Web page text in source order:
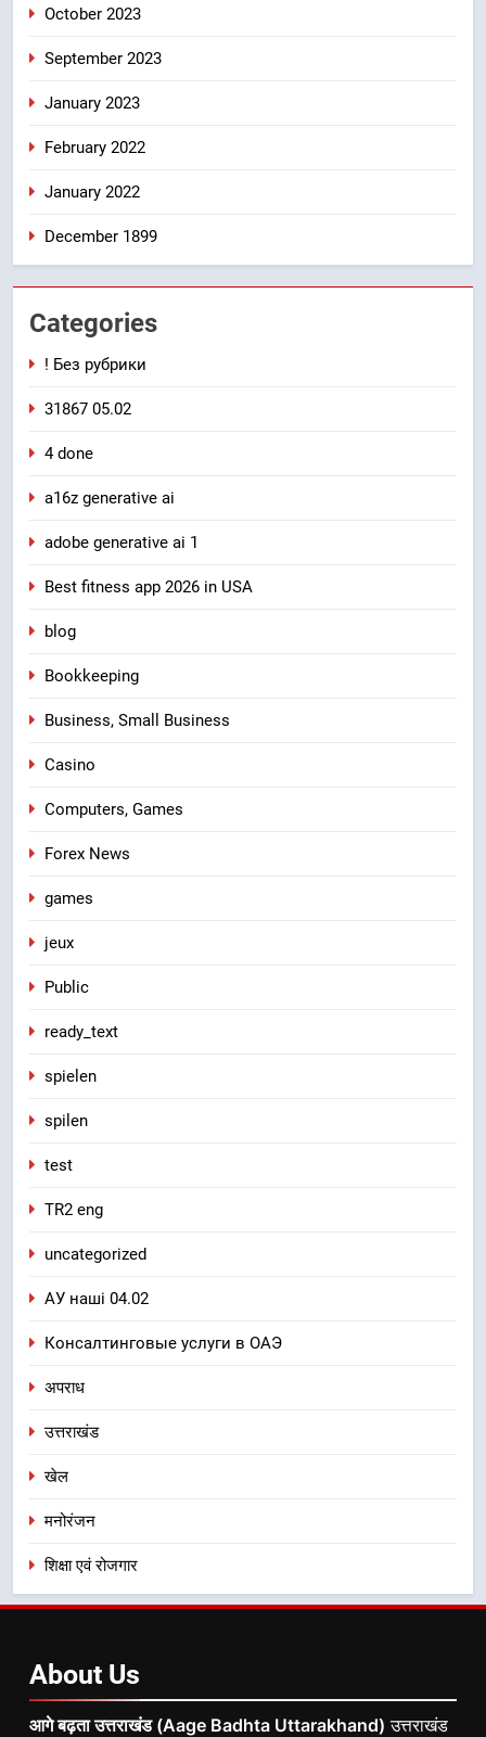
October 2023
September 2023
January 2023
February 2022
January 2022
December 1899
Categories
! Без рубрики
31867 05.02
4 done
a16z generative ai
adobe generative ai 1
Best fitness app 2026 in USA
blog
Bookkeeping
Business, Small Business
Casino
Computers, Games
Forex News
games
jeux
Public
ready_text
spielen
spilen
test
TR2 eng
uncategorized
АУ наші 04.02
Консалтинговые услуги в ОАЭ
अपराध
उत्तराखंड
खेल
मनोरंजन
शिक्षा एवं रोजगार
About Us
आगे बढ़ता उत्तराखंड (Aage Badhta Uttarakhand) उत्तराखंड